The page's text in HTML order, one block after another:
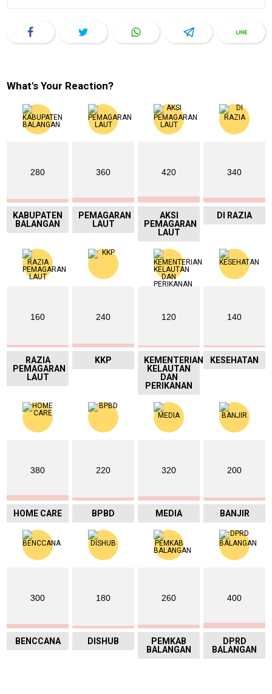
What's Your Reaction?
280
KABUPATEN
BALANGAN
360
PEMAGARAN
LAUT
420
AKSI
PEMAGARAN
LAUT
340
DI RAZIA
160
RAZIA
PEMAGARAN
LAUT
240
KKP
120
KEMENTERIAN
KELAUTAN
DAN
PERIKANAN
140
KESEHATAN
380
HOME CARE
220
BPBD
320
MEDIA
200
BANJIR
300
BENCCANA
180
DISHUB
260
PEMKAB
BALANGAN
400
DPRD
BALANGAN